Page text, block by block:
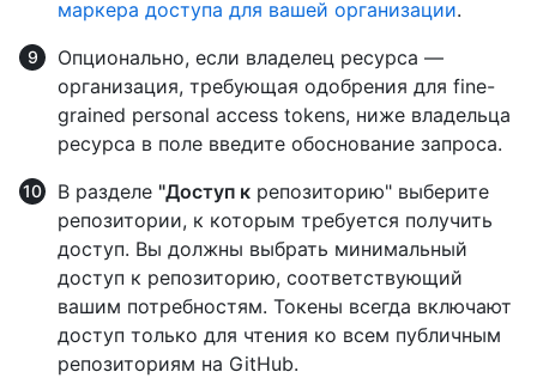
маркера доступа для вашей организации.
Опционально, если владелец ресурса —
организация, требующая одобрения для fine-
grained personal access tokens, ниже владельца
ресурса в поле введите обоснование запроса.
В разделе "Доступ к репозиторию" выберите
репозитории, к которым требуется получить
доступ. Вы должны выбрать минимальный
доступ к репозиторию, соответствующий
вашим потребностям. Токены всегда включают
доступ только для чтения ко всем публичным
репозиториям на GitHub.